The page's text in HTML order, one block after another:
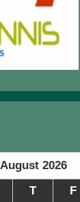
August 2026
T F